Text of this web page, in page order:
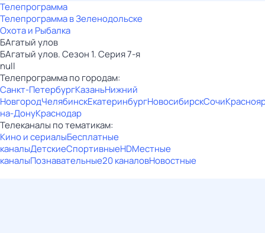
Телепрограмма
Телепрограмма в Зеленодольске
Охота и Рыбалка
БАгатый улов
БАгатый улов. Сезон 1. Серия 7-я
null
Телепрограмма по городам:
Санкт-ПетербургКазаньНижний
НовгородЧелябинскЕкатеринбургНовосибирскСочи
на-ДонуКраснодар
Телеканалы по тематикам:
Кино и сериалыБесплатные
каналыДетскиеСпортивныеHDМестные
каналыПознавательные20 каналовНовостные